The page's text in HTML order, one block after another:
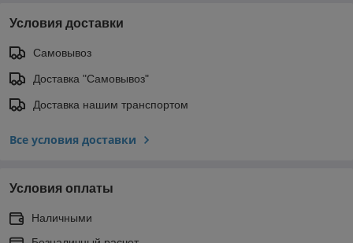
Условия доставки
Самовывоз
Доставка "Самовывоз"
Доставка нашим транспортом
Все условия доставки
Условия оплаты
Наличными